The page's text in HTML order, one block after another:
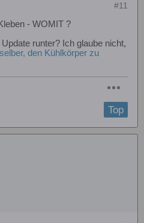
#11
- WOMIT ?
runter? Ich glaube nicht,
den Kühlkörper zu
Top